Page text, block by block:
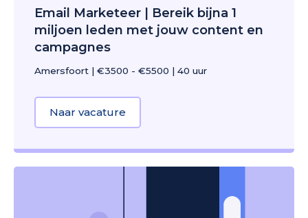
Email Marketeer | Bereik bijna 1
miljoen leden met jouw content en
campagnes
Amersfoort | €3500 - €5500 | 40 uur
Naar vacature